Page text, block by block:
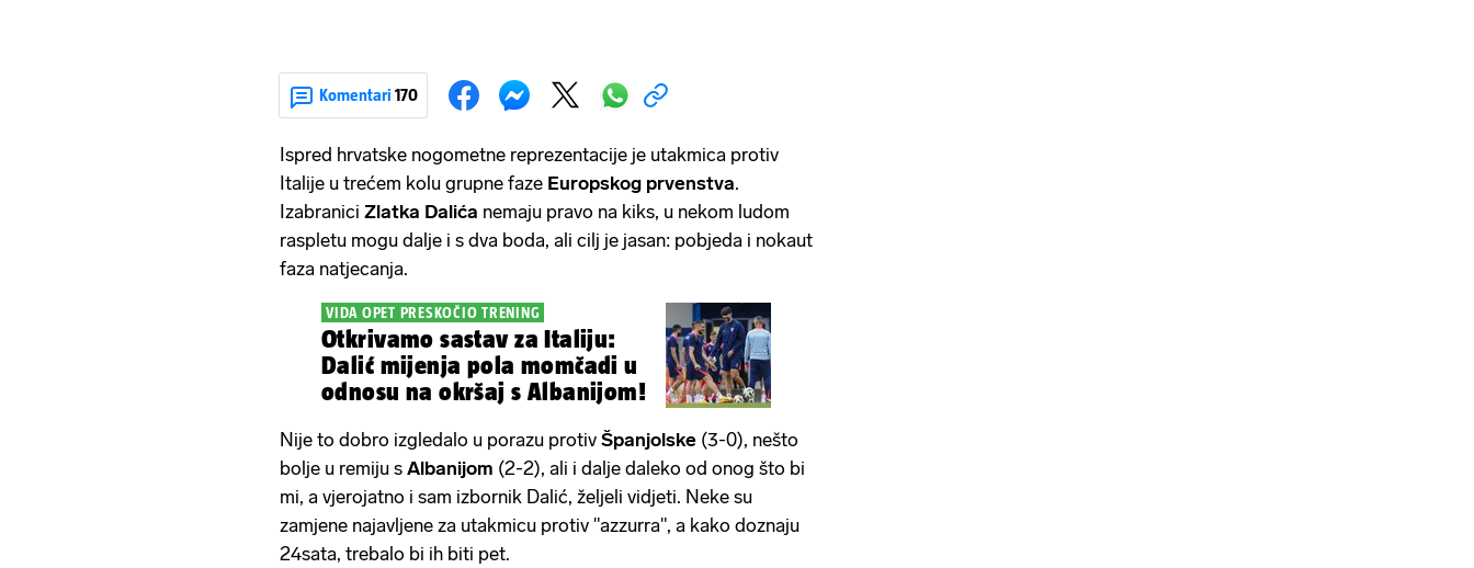
Komentari 170
Ispred hrvatske nogometne reprezentacije je utakmica protiv
Italije u trećem kolu grupne faze Europskog prvenstva.
Izabranici Zlatka Dalića nemaju pravo na kiks, u nekom ludom
raspletu mogu dalje i s dva boda, ali cilj je jasan: pobjeda i nokaut
faza natjecanja.
VIDA OPET PRESKOČIO TRENING
Otkrivamo sastav za Italiju:
Dalić mijenja pola momčadi u
odnosu na okršaj s Albanijom!
Nije to dobro izgledalo u porazu protiv Španjolske (3-0), nešto
bolje u remiju s Albanijom (2-2), ali i dalje daleko od onog što bi
mi, a vjerojatno i sam izbornik Dalić, željeli vidjeti. Neke su
zamjene najavljene za utakmicu protiv "azzurra", a kako doznaju
24sata, trebalo bi ih biti pet.